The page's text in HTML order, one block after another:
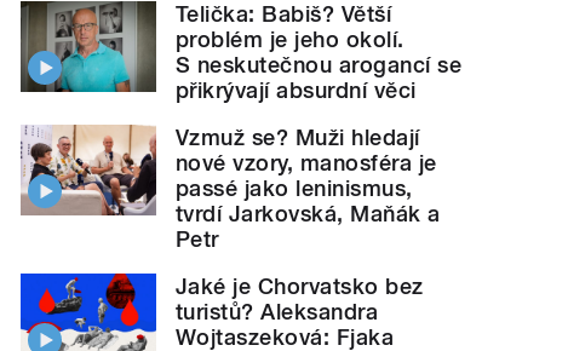
Telička: Babiš? Větší
problém je jeho okolí.
S neskutečnou arogancí se
přikrývají absurdní věci
Vzmuž se? Muži hledají
nové vzory, manosféra je
passé jako leninismus,
tvrdí Jarkovská, Maňák a
Petr
Jaké je Chorvatsko bez
turistů? Aleksandra
Wojtaszeková: Fjaka